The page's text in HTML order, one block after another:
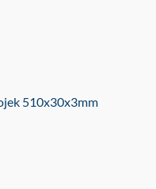
510x30x3mm